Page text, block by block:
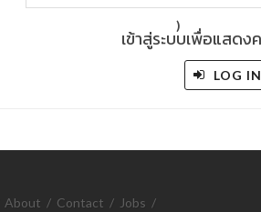
)
เข้าสู่ระบบเพื่อแสดง
LOG IN
About / Contact / Jobs /